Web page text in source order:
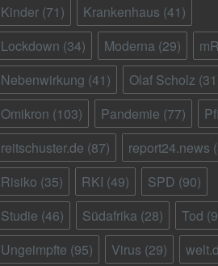
Kinder (71) Krankenhaus (41)
Lockdown (34) Moderna (29)
Nebenwirkung (41) Olaf Scholz
Omikron (103) Pandemie (77)
reitschuster.de (87) report24.news
Risiko (35) RKI (49) SPD (90)
Studie (46) Südafrika (28) Tod
Ungeimpfte (95) Virus (29)